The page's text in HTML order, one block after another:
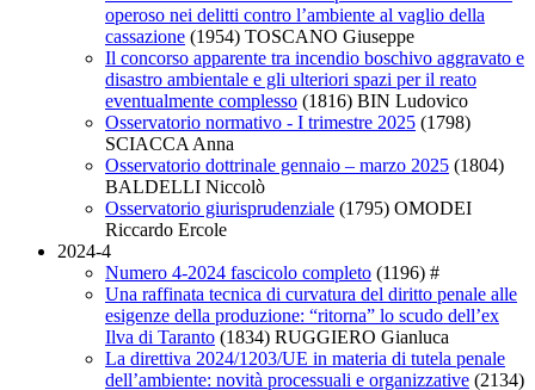
operoso nei delitti contro l’ambiente al vaglio della
cassazione (1954) TOSCANO Giuseppe
Il concorso apparente tra incendio boschivo aggravato e
disastro ambientale e gli ulteriori spazi per il reato
eventualmente complesso (1816) BIN Ludovico
Osservatorio normativo - I trimestre 2025 (1798)
SCIACCA Anna
Osservatorio dottrinale gennaio – marzo 2025 (1804)
BALDELLI Niccolò
Osservatorio giurisprudenziale (1795) OMODEI
Riccardo Ercole
2024-4
Numero 4-2024 fascicolo completo (1196) #
Una raffinata tecnica di curvatura del diritto penale alle
esigenze della produzione: “ritorna” lo scudo dell’ex
Ilva di Taranto (1834) RUGGIERO Gianluca
La direttiva 2024/1203/UE in materia di tutela penale
dell’ambiente: novità processuali e organizzative (2134)